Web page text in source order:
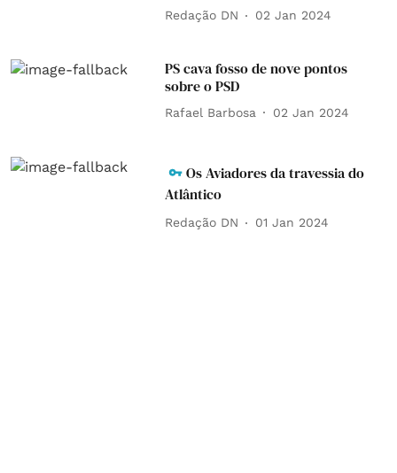
Redação DN 02 Jan 2024
PS cava fosso de nove pontos
sobre o PSD
Rafael Barbosa 02 Jan 2024
Os Aviadores da travessia do
Atlântico
Redação DN 01 Jan 2024